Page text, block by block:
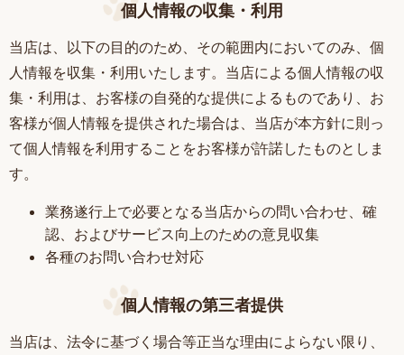
個人情報の収集・利用
当店は、以下の目的のため、その範囲内においてのみ、個
人情報を収集・利用いたします。当店による個人情報の収
集・利用は、お客様の自発的な提供によるものであり、お
客様が個人情報を提供された場合は、当店が本方針に則っ
て個人情報を利用することをお客様が許諾したものとしま
す。
業務遂行上で必要となる当店からの問い合わせ、確
認、およびサービス向上のための意見収集
各種のお問い合わせ対応
個人情報の第三者提供
当店は、法令に基づく場合等正当な理由によらない限り、